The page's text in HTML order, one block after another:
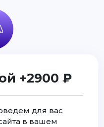
+2900 ₽
для вас
в вашем